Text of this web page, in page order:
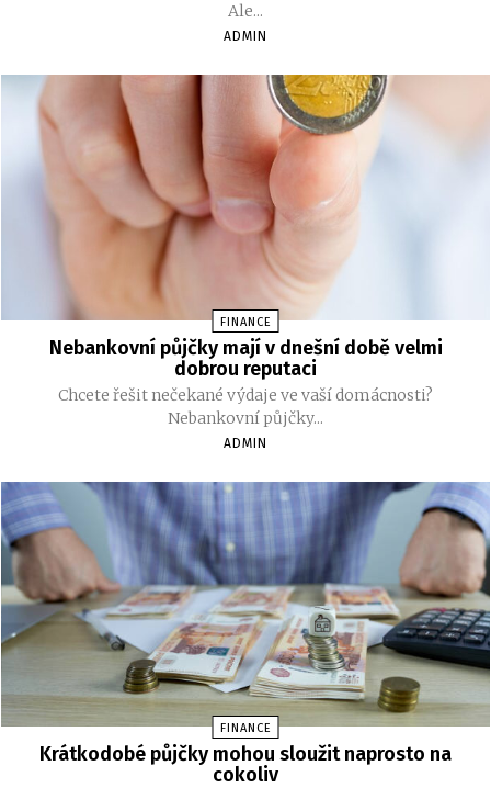
Ale...
ADMIN
FINANCE
Nebankovní půjčky mají v dnešní době velmi
dobrou reputaci
Chcete řešit nečekané výdaje ve vaší domácnosti?
Nebankovní půjčky...
ADMIN
FINANCE
Krátkodobé půjčky mohou sloužit naprosto na
cokoliv